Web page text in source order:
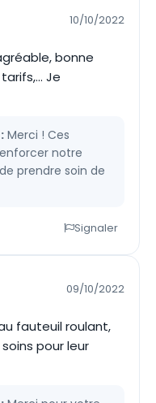
10/10/2022
bonne
Je
Merci ! Ces
notre
prendre soin de
Signaler
09/10/2022
fauteuil roulant,
pour leur